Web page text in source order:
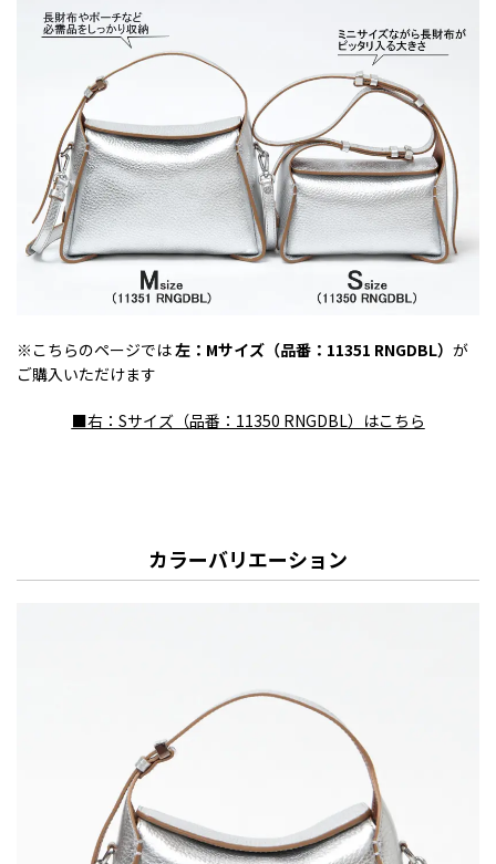
※こちらのページでは左：Mサイズ（品番：11351 RNGDBL） が
ご購入いただけます
■右：Sサイズ（品番：11350 RNGDBL）はこちら
カラーバリエーション